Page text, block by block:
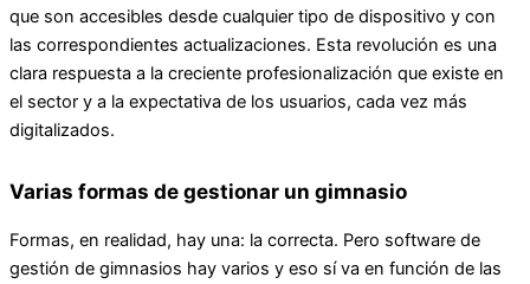
que son accesibles desde cualquier tipo de dispositivo y con
las correspondientes actualizaciones. Esta revolución es una
clara respuesta a la creciente profesionalización que existe en
el sector y a la expectativa de los usuarios, cada vez más
digitalizados.
Varias formas de gestionar un gimnasio
Formas, en realidad, hay una: la correcta. Pero software de
gestión de gimnasios hay varios y eso sí va en función de las